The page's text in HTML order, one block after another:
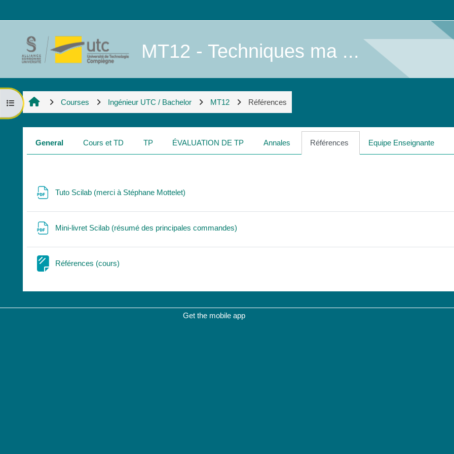
MT12 - Techniques ma ...
Open course indexCourses Ingénieur UTC / Bachelor MT12 Références
Section outline
General Cours et TD TP ÉVALUATION DE TP Annales Références Equipe Enseignante
Tuto Scilab (merci à Stéphane Mottelet)
Mini-livret Scilab (résumé des principales commandes)
Références (cours)
Get the mobile app